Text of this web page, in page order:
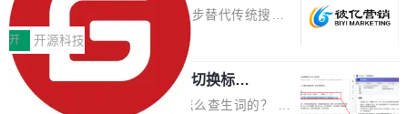
判分功能 03. 添加协作管理员支持树形结构选择
体验优化与修复 •页面与体验优化 优化工作台首
页 UI 展示效果，提升页面使用体验。 优化防切
屏提醒规则，调整为每次切屏均触发提示，提升
考试规范性。 优化登录状...
盘、审批流程设置、办公审批、工作计划、工作
汇报、工作日志、日常办公、财务管理、客户管
理、合同管理、项目管理、任务管理等功能模
块。系统简约，易于功能扩展，方便二次开发，
可以用来做日常 OA，CRM，ERP，业务管理等
EO公司推荐
当DeepSeek、豆包等大模型逐步替代传统搜索
成为用户获取信息的主要入口,品牌竞争的逻辑变
了:不再是争抢关键词排名,而是想办法进入AI脱
口而出的那个答案。"GEO公司推荐"这个搜索词
背后,折射的是企业面对新兴服务赛道时的集体困
开 开源科技
任意网页划词 AI 问答：不用切换标签页
的效率秘诀
看英文技术文档的时候，你是怎么查生词的？ 我